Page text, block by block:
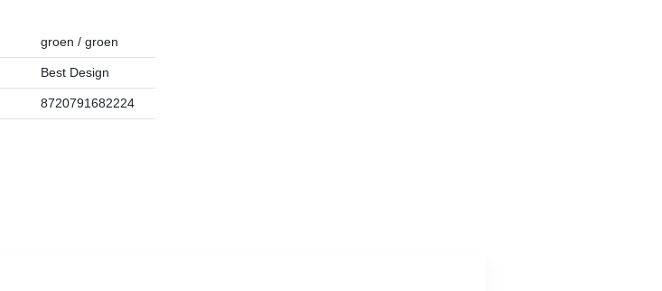
groen / groen
Best Design
8720791682224